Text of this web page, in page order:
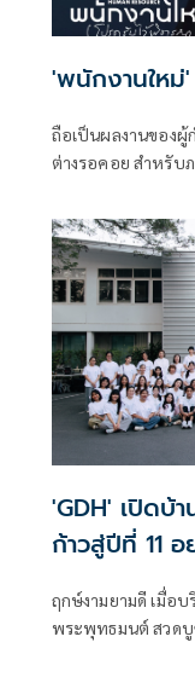
'พนักงานใหม่
ถือเป็นผลงานของผู้กำ
ต่างรอคอย สำหรับ
อย่างเป็นทางการ โดย GDH ร่วมสร้างกับ One Cool Connect
แล
'GDH' เปิดบ้
ก้าวสู่ปีที่ 11
ฤกษ์งามยามดี เมื่อ
พระพุทธมนต์ สวดบู